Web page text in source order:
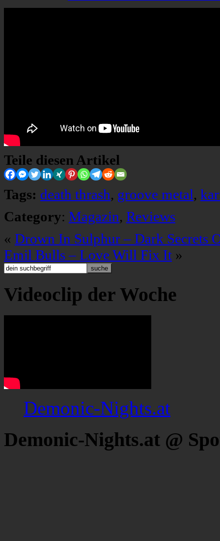
Teile diesen Artikel
Tags: death thrash, groove metal,
Category: Magazin, Reviews
« Drown In Sulphur – Dark Secrets
Emil Bulls – Love Will Fix It »
Videoclip der Woche
Demonic-Nights.at
Demonic-Nights.at @